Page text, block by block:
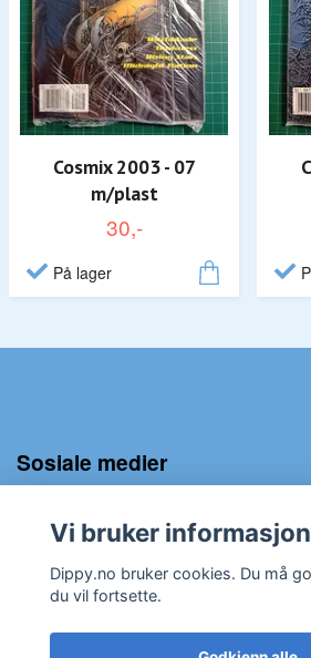
Cosmix 2003 - 07
m/plast
30,-
På lager
Sosiale medier
Kundeservice:
Vi bruker
Dippy.no bruker cookies. Du må
du vil fortsette.